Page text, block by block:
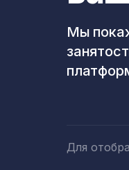
Мы
Для